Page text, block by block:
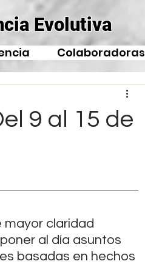
Evolutiva
Colaboradoras
9 al 15 de
claridad
al día asuntos
basadas en hechos